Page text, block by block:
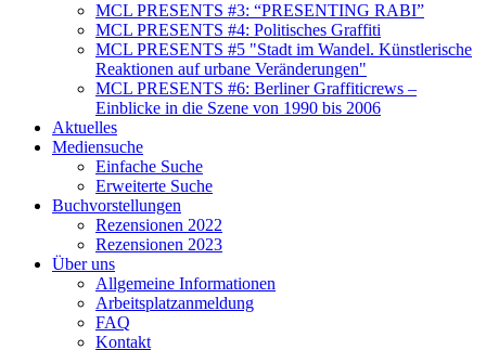
MCL PRESENTS #3: “PRESENTING RABI”
MCL PRESENTS #4: Politisches Graffiti
MCL PRESENTS #5 "Stadt im Wandel. Künstlerische
Reaktionen auf urbane Veränderungen"
MCL PRESENTS #6: Berliner Graffiticrews –
Einblicke in die Szene von 1990 bis 2006
Aktuelles
Mediensuche
Einfache Suche
Erweiterte Suche
Buchvorstellungen
Rezensionen 2022
Rezensionen 2023
Über uns
Allgemeine Informationen
Arbeitsplatzanmeldung
FAQ
Kontakt